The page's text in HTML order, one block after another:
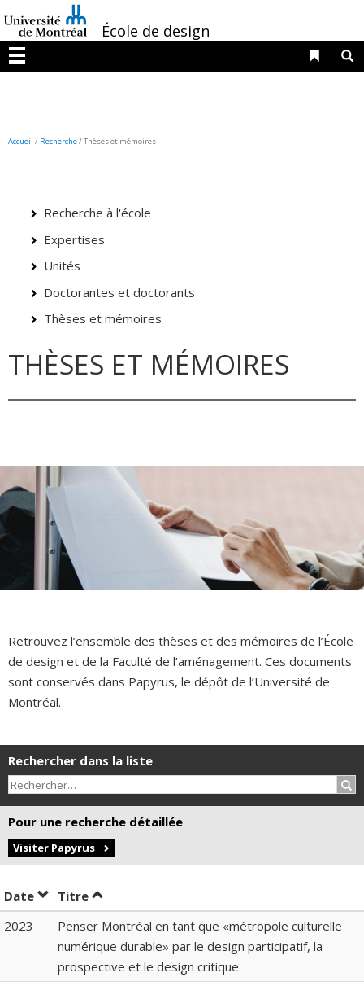
au
contenu
/École de design
Menu
Liens
Accueil / Recherche/Thèses et mémoires
Recherche à l'école
Expertises
Unités
Doctorantes et doctorants
Thèses et mémoires
THÈSES ET MÉMOIRES
Retrouvez l’ensemble des thèses et des mémoires de l’École
de design et de la Faculté de l’aménagement. Ces documents
sont conservés dans Papyrus, le dépôt de l’Université de
Montréal.
Rechercher dans la liste
Pour une recherche détaillée
Visiter Papyrus
Date Trier par date en ordre croissant
Titre Trier par titre en ordre croissant
2023
Penser Montréal en tant que «métropole culturelle
numérique durable» par le design participatif, la
prospective et le design critique